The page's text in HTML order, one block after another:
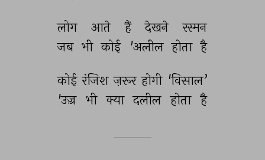
लोग आते हैं देखने
रस्मन
जब भी कोई 'अलील होता है
कोई रंजिश ज़रूर होगी 'विसाल’
'उज़्र भी क्या दलील होता है